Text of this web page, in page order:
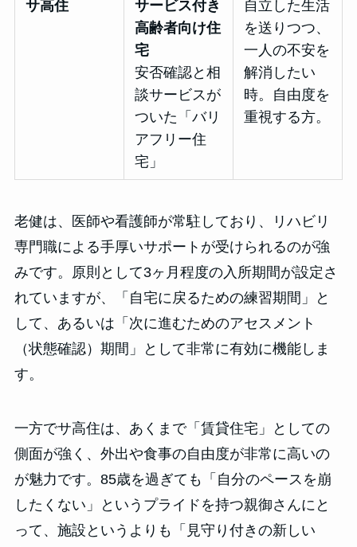
サ高住
サービス付き
高齢者向け住
宅
安否確認と相
談サービスが
ついた「バリ
アフリー住
宅」
自立した生活
を送りつつ、
一人の不安を
解消したい
時。自由度を
重視する方。
老健は、医師や看護師が常駐しており、リハビリ
専門職による手厚いサポートが受けられるのが強
みです。原則として3ヶ月程度の入所期間が設定さ
れていますが、「自宅に戻るための練習期間」と
して、あるいは「次に進むためのアセスメント
（状態確認）期間」として非常に有効に機能しま
す。
一方でサ高住は、あくまで「賃貸住宅」としての
側面が強く、外出や食事の自由度が非常に高いの
が魅力です。85歳を過ぎても「自分のペースを崩
したくない」というプライドを持つ親御さんにと
って、施設というよりも「見守り付きの新しい